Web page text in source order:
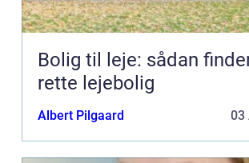
Bolig til leje: sådan
rette lejebolig
Albert Pilgaard 03